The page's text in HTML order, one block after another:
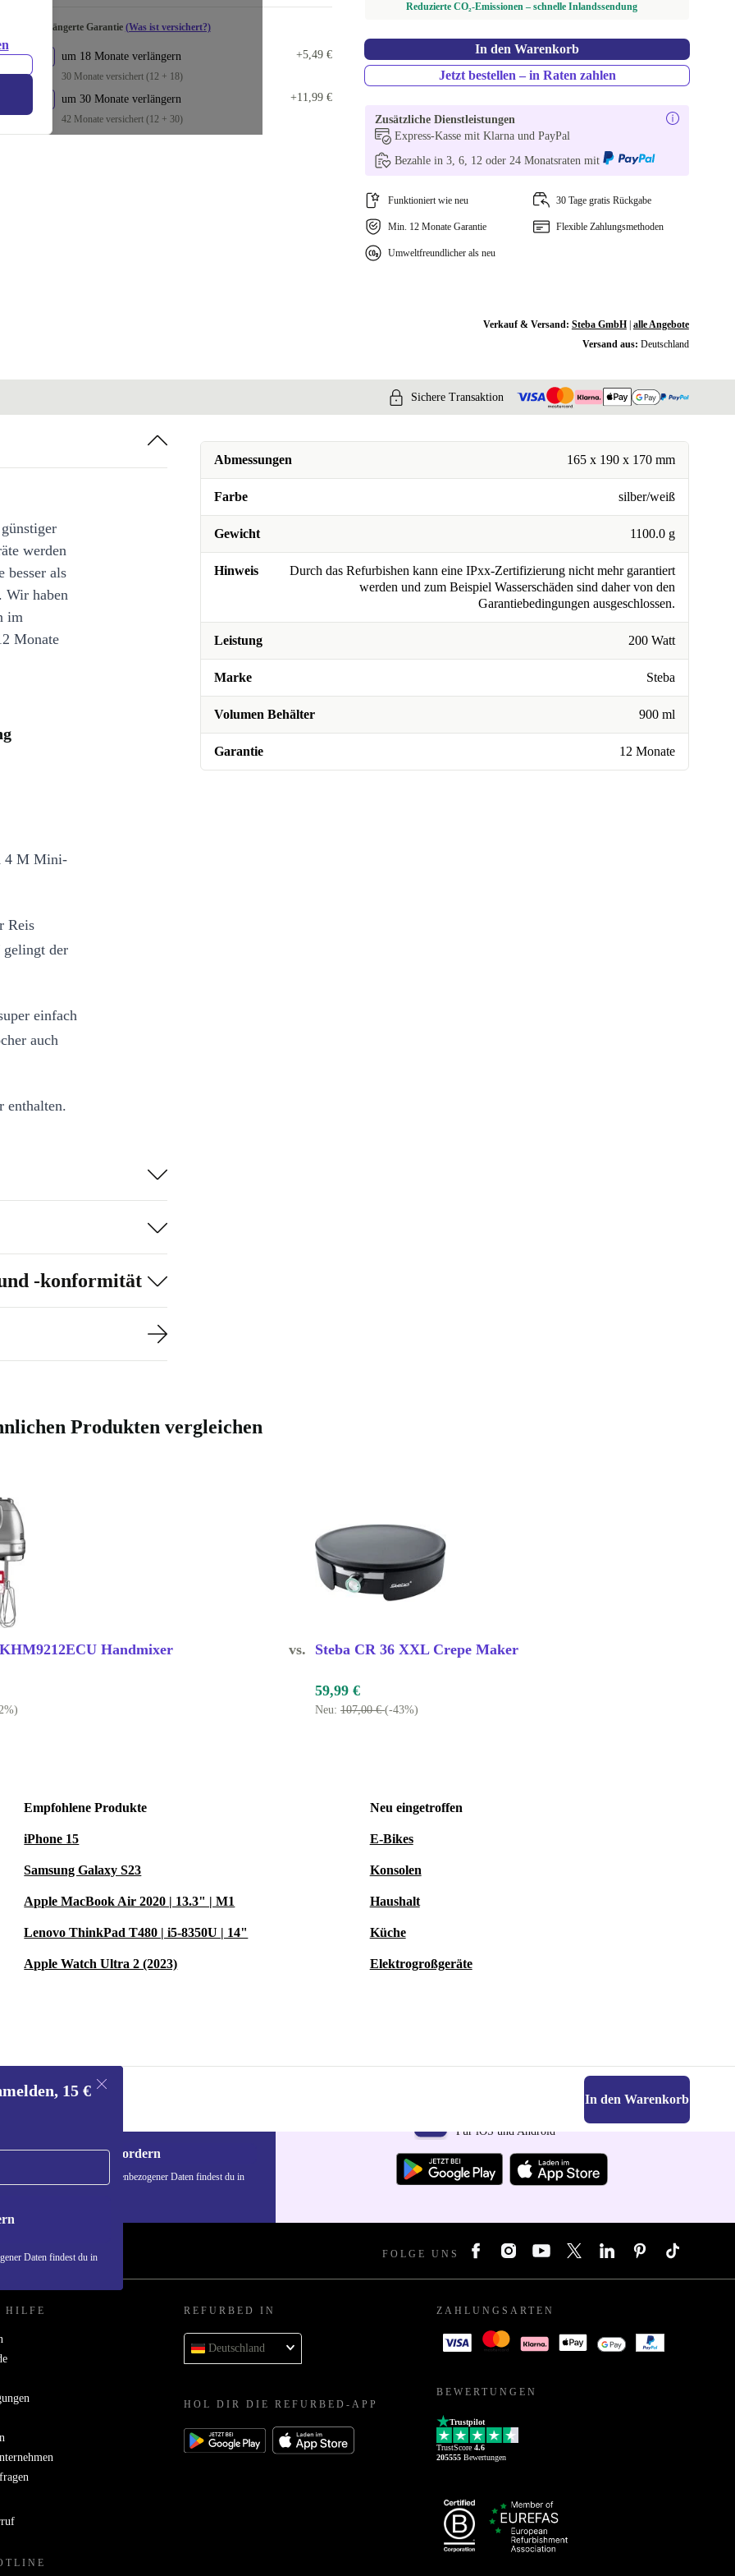
Verlängerte Garantie (Was ist versichert?)
um 18 Monate verlängern
30 Monate versichert (12 + 18)
+5,49 €
um 30 Monate verlängern
42 Monate versichert (12 + 30)
+11,99 €
Reduzierte CO₂-Emissionen – schnelle Inlandssendung
In den Warenkorb
Jetzt bestellen – in Raten zahlen
Zusätzliche Dienstleistungen
Express-Kasse mit Klarna und PayPal
Bezahle in 3, 6, 12 oder 24 Monatsraten mit
Funktioniert wie neu 30 Tage gratis Rückgabe
Min. 12 Monate Garantie Flexible Zahlungsmethoden
Umweltfreundlicher als neu
Verkauf & Versand: Steba GmbH| alle Angebote
Versand aus: Deutschland
Sichere Transaktion
Abmessungen 165 x 190 x 170 mm
Farbe silber/weiß
Gewicht 1100.0 g
Hinweis
Durch das Refurbishen kann eine IPxx-Zertifizierung nicht mehr garantiert
werden und zum Beispiel Wasserschäden sind daher von den
Garantiebedingungen ausgeschlossen.
Leistung 200 Watt
Marke Steba
Volumen Behälter 900 ml
Garantie 12 Monate
werden
besser als
Wir haben
im
Monate
4 M Mini-
Reis
gelingt der
einfach
auch
enthalten.
sondern
-konformität
Produkten vergleichen
Handmixer vs. Steba CR 36 XXL Crepe Maker
59,99 €
Neu: 107,00 €(-43%)
Empfohlene Produkte
iPhone 15
Samsung Galaxy S23
Apple MacBook Air 2020 | 13.3" | M1
Lenovo ThinkPad T480 | i5-8350U | 14"
Apple Watch Ultra 2 (2023)
Neu eingetroffen
E-Bikes
Konsolen
Haushalt
Küche
Elektrogroßgeräte
In den Warenkorb
15 €
Daten findest du in
Gutschein anfordern
über die Verwendung personenbezogener Daten findest du in
Für iOS und Android
FOLGE UNS
HILFE REFURBED IN
Deutschland
HOL DIR DIE REFURBED-APP
ZAHLUNGSARTEN
BEWERTUNGEN
Trustpilot
TrustScore 4.6
205555 Bewertungen